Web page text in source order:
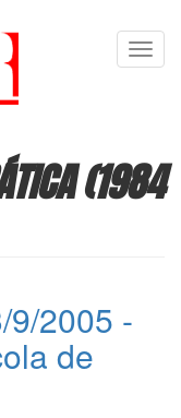
(1984
9/2005 -
de